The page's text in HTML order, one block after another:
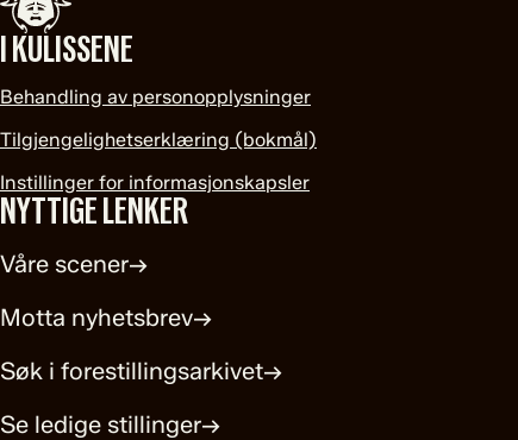
I KULISSENE
Behandling av personopplysninger
Tilgjengelighetserklæring (bokmål)
Instillinger for informasjonskapsler
NYTTIGE LENKER
Våre scener→
Motta nyhetsbrev→
Søk i forestillingsarkivet→
Se ledige stillinger→